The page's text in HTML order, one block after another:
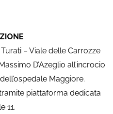
– Viale delle Carrozze
D’Azeglio all’incrocio
Maggiore.
tramite piattaforma dedicata
11.